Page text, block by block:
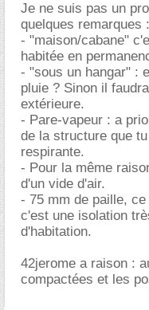
Je ne suis pas un
quelques remarques :
- "maison/cabane"
habitée en
- "sous un hangar" :
pluie ? Sinon il
extérieure.
- Pare-vapeur : a
de la structure que
respirante.
- Pour la même
d'un vide d'air.
- 75 mm de paille,
c'est une isolation
d'habitation.
42jerome a raison :
compactées et les